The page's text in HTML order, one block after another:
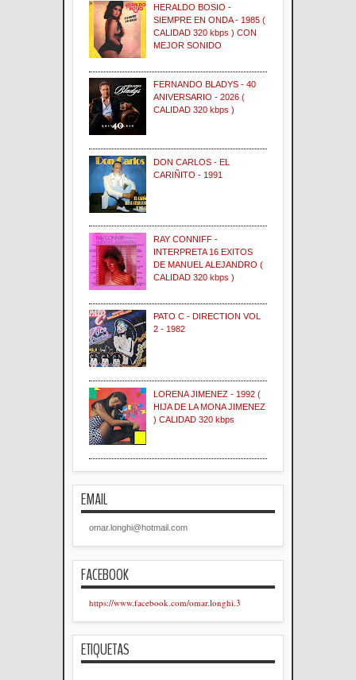
HERALDO BOSIO -
SIEMPRE EN ONDA - 1985 (
CALIDAD 320 kbps ) CON
MEJOR SONIDO
FERNANDO BLADYS - 40
ANIVERSARIO - 2026 (
CALIDAD 320 kbps )
DON CARLOS - EL
CARIÑITO - 1991
RAY CONNIFF -
INTERPRETA 16 EXITOS
DE MANUEL ALEJANDRO (
CALIDAD 320 kbps )
PATO C - DIRECTION VOL
2 - 1982
LORENA JIMENEZ - 1992 (
HIJA DE LA MONA JIMENEZ
) CALIDAD 320 kbps
EMAIL
omar.longhi@hotmail.com
FACEBOOK
https://www.facebook.com/omar.longhi.3
ETIQUETAS